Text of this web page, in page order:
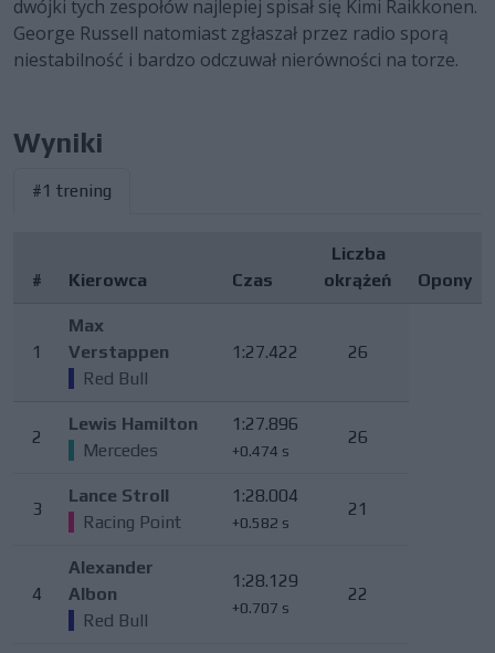
dwójki tych zespołów najlepiej spisał się Kimi Raikkonen.
George Russell natomiast zgłaszał przez radio sporą
niestabilność i bardzo odczuwał nierówności na torze.
Wyniki
#1 trening
# Kierowca Czas
Liczba
okrążeń
Opony
1
Max
Verstappen
Red Bull
1:27.422 26
2
Lewis Hamilton
Mercedes
1:27.896
+0.474 s
26
3
Lance Stroll
Racing Point
1:28.004
+0.582 s
21
4
Alexander
Albon
Red Bull
1:28.129
+0.707 s
22